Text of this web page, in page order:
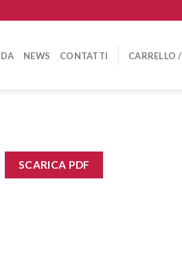
NEWS CONTATTI CARRELLO /
SCARICA PDF